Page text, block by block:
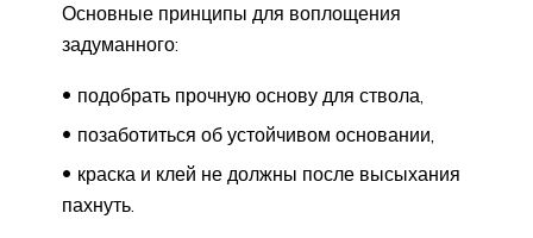
Основные принципы для воплощения
задуманного:
подобрать прочную основу для ствола,
позаботиться об устойчивом основании,
краска и клей не должны после высыхания
пахнуть.